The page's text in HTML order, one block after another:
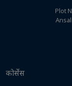
Plot
कोर्सेस